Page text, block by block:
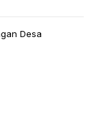
Desa